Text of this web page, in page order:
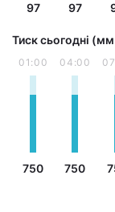
97 97
Тиск сьогодні (мм
01:00
750
04:00
750